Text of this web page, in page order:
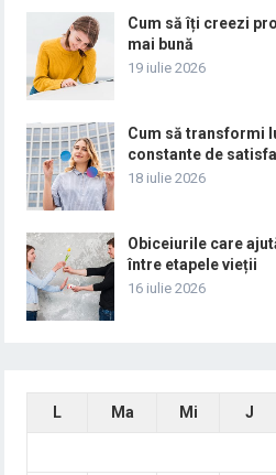
Cum să îți creezi
mai bună
19 iulie 2026
Cum să transformi
constante de
18 iulie 2026
Obiceiurile care
între etapele vieții
16 iulie 2026
L Ma Mi J